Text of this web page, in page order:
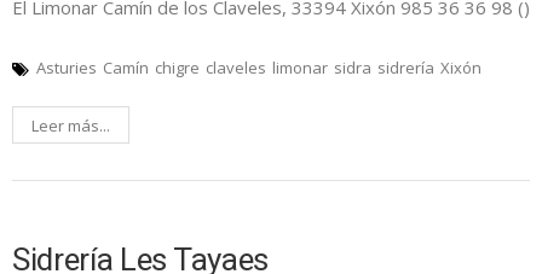
El Limonar Camín de los Claveles, 33394 Xixón 985 36 36 98 ()
Asturies Camín chigre claveles limonar sidra sidrería Xixón
Leer más...
Sidrería Les Tayaes